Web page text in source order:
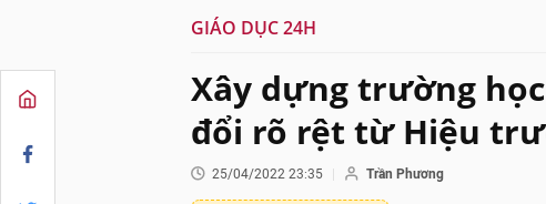
GIÁO DỤC 24H
Xây dựng trường
đổi rõ rệt từ Hiệu
25/04/2022 23:35 Trần Phương